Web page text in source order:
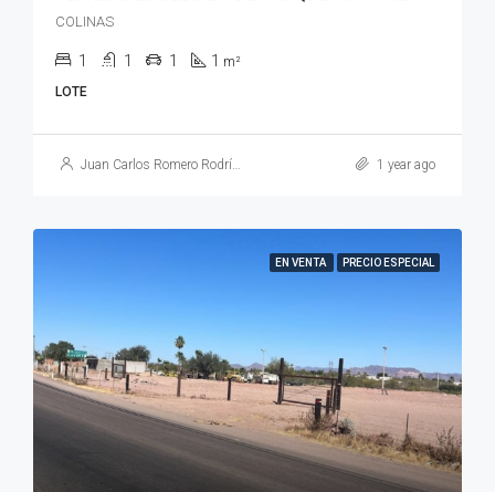
COLINAS
1 1 1 1 m²
LOTE
Juan Carlos Romero Rodríguez 1 year ago
EN VENTA PRECIO ESPECIAL